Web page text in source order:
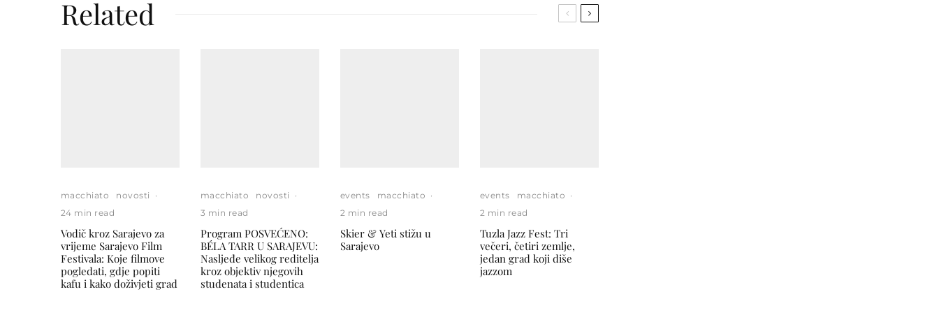
Related
macchiato novosti
·
24 min read
Vodič kroz Sarajevo za
vrijeme Sarajevo Film
Festivala: Koje filmove
pogledati, gdje popiti
kafu i kako doživjeti grad
macchiato novosti
·
3 min read
Program POSVEĆENO:
BÉLA TARR U SARAJEVU:
Nasljeđe velikog reditelja
kroz objektiv njegovih
studenata i studentica
events macchiato ·
2 min read
Skier & Yeti stižu u
Sarajevo
events macchiato ·
2 min read
Tuzla Jazz Fest: Tri
večeri, četiri zemlje,
jedan grad koji diše
jazzom